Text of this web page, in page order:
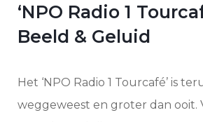
‘NPO Radio 1
Beeld & Geluid
Het ‘NPO Radio 1 Tourcafé’ is
weggeweest en groter dan ooit.